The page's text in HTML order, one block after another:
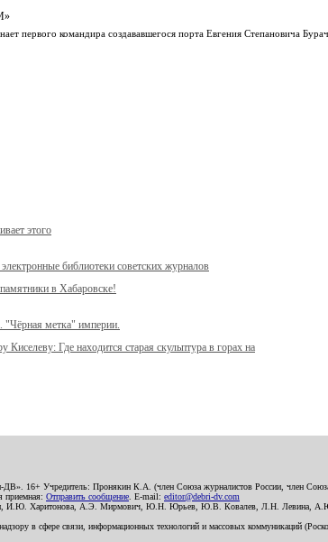
первого командира создававшегося порта Евгения Степановича
этого
библиотеки советских журналов
в Хабаровске!
"Чёрная метка" империи.
Киселеву: Где находится старая скульптура в горах на
ДВ». 16+ Учредитель: Пронякин К.А. (член Союза журналистов России, член
приемная: Отправить сообщение . E-mail: editor@debri-dv.com
И.Ю. Харитонова, А.Э. Мирмович, Ю.Н. Юрьев, Ю.В. Ковалев, Л.Н.
в сфере связи, информационных технологий и массовых коммуникаций